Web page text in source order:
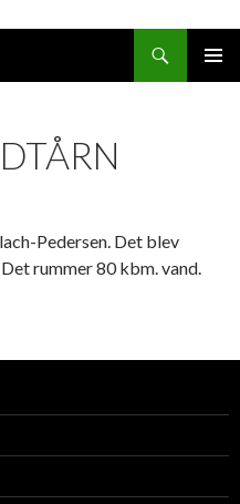
Pedersen. Det blev
rummer 80 kbm. vand.